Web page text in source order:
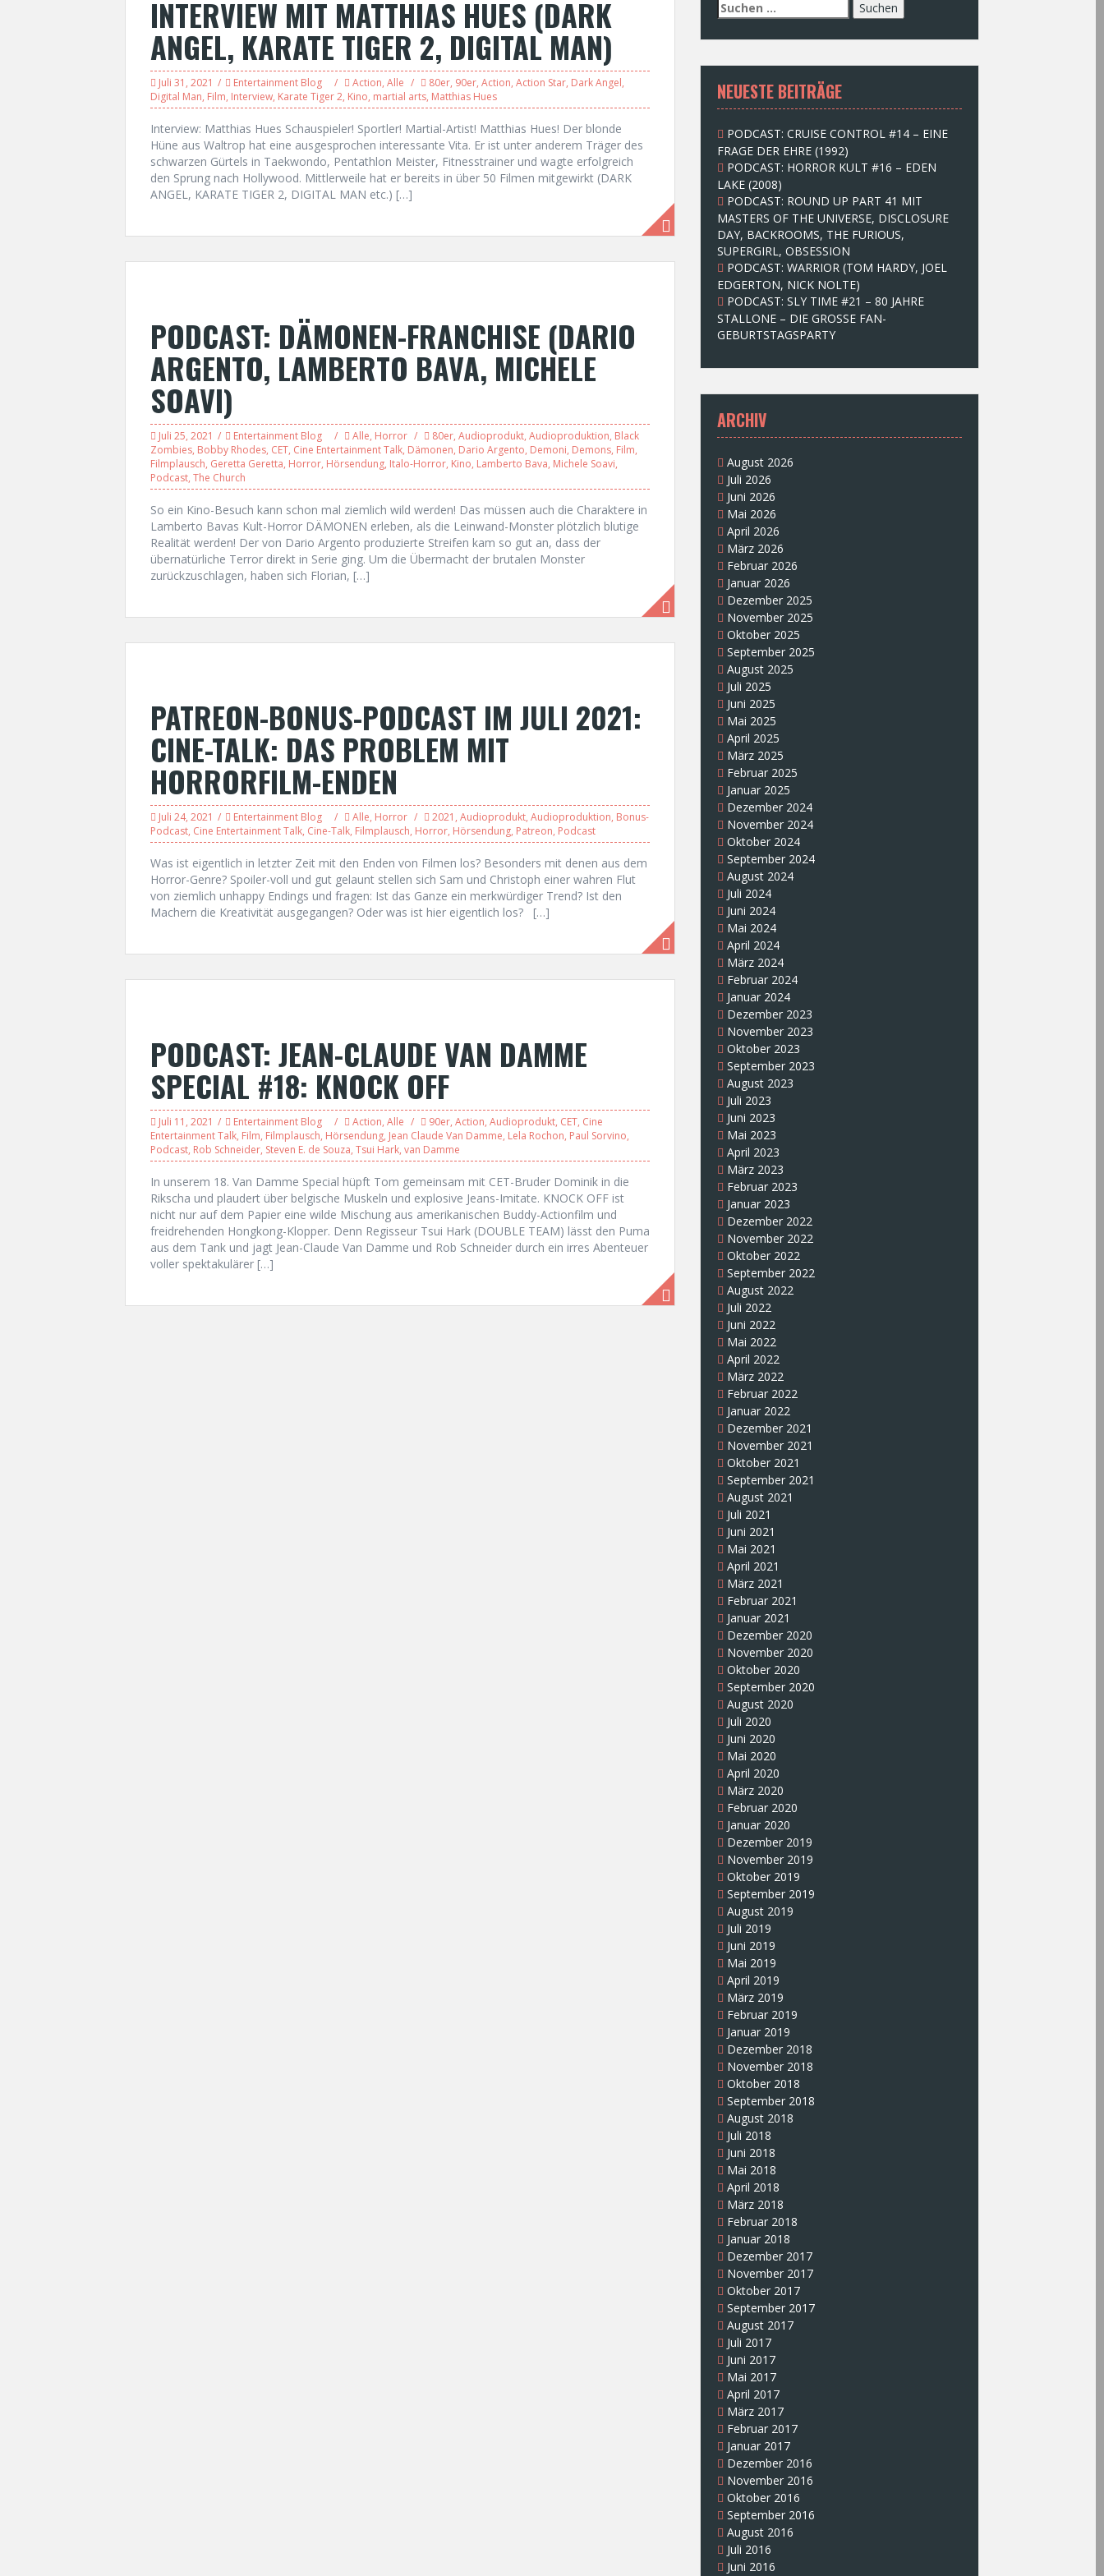
INTERVIEW MIT MATTHIAS HUES (DARK
ANGEL, KARATE TIGER 2, DIGITAL MAN)
Juli 31, 2021 Entertainment Blog Action, Alle 80er, 90er, Action, Action Star, Dark Angel,
Digital Man, Film, Interview, Karate Tiger 2, Kino, martial arts, Matthias Hues
Interview: Matthias Hues Schauspieler! Sportler! Martial-Artist! Matthias Hues! Der blonde
Hüne aus Waltrop hat eine ausgesprochen interessante Vita. Er ist unter anderem Träger des
schwarzen Gürtels in Taekwondo, Pentathlon Meister, Fitnesstrainer und wagte erfolgreich
den Sprung nach Hollywood. Mittlerweile hat er bereits in über 50 Filmen mitgewirkt (DARK
ANGEL, KARATE TIGER 2, DIGITAL MAN etc.) […]
PODCAST: DÄMONEN-FRANCHISE (DARIO
ARGENTO, LAMBERTO BAVA, MICHELE
SOAVI)
Juli 25, 2021 Entertainment Blog Alle, Horror 80er, Audioprodukt, Audioproduktion, Black
Zombies, Bobby Rhodes, CET, Cine Entertainment Talk, Dämonen, Dario Argento, Demoni, Demons, Film,
Filmplausch, Geretta Geretta, Horror, Hörsendung, Italo-Horror, Kino, Lamberto Bava, Michele Soavi,
Podcast, The Church
So ein Kino-Besuch kann schon mal ziemlich wild werden! Das müssen auch die Charaktere in
Lamberto Bavas Kult-Horror DÄMONEN erleben, als die Leinwand-Monster plötzlich blutige
Realität werden! Der von Dario Argento produzierte Streifen kam so gut an, dass der
übernatürliche Terror direkt in Serie ging. Um die Übermacht der brutalen Monster
zurückzuschlagen, haben sich Florian, […]
PATREON-BONUS-PODCAST IM JULI 2021:
CINE-TALK: DAS PROBLEM MIT
HORRORFILM-ENDEN
Juli 24, 2021 Entertainment Blog Alle, Horror 2021 , Audioprodukt, Audioproduktion, Bonus-
Podcast, Cine Entertainment Talk, Cine-Talk, Filmplausch, Horror, Hörsendung, Patreon, Podcast
Was ist eigentlich in letzter Zeit mit den Enden von Filmen los? Besonders mit denen aus dem
Horror-Genre? Spoiler-voll und gut gelaunt stellen sich Sam und Christoph einer wahren Flut
von ziemlich unhappy Endings und fragen: Ist das Ganze ein merkwürdiger Trend? Ist den
Machern die Kreativität ausgegangen? Oder was ist hier eigentlich los? […]
PODCAST: JEAN-CLAUDE VAN DAMME
SPECIAL #18: KNOCK OFF
Juli 11, 2021 Entertainment Blog Action, Alle 90er, Action, Audioprodukt, CET, Cine
Entertainment Talk, Film, Filmplausch, Hörsendung, Jean Claude Van Damme, Lela Rochon, Paul Sorvino,
Podcast, Rob Schneider, Steven E. de Souza, Tsui Hark, van Damme
In unserem 18. Van Damme Special hüpft Tom gemeinsam mit CET-Bruder Dominik in die
Rikscha und plaudert über belgische Muskeln und explosive Jeans-Imitate. KNOCK OFF ist
nicht nur auf dem Papier eine wilde Mischung aus amerikanischen Buddy-Actionfilm und
freidrehenden Hongkong-Klopper. Denn Regisseur Tsui Hark (DOUBLE TEAM) lässt den Puma
aus dem Tank und jagt Jean-Claude Van Damme und Rob Schneider durch ein irres Abenteuer
voller spektakulärer […]
S
u
c
e
n
n
c
h
:
NEUESTE BEITRÄGE
PODCAST: CRUISE CONTROL #14 – EINE
FRAGE DER EHRE (1992)
PODCAST: HORROR KULT #16 – EDEN
LAKE (2008)
PODCAST: ROUND UP PART 41 MIT
MASTERS OF THE UNIVERSE, DISCLOSURE
DAY, BACKROOMS, THE FURIOUS,
SUPERGIRL, OBSESSION
PODCAST: WARRIOR (TOM HARDY, JOEL
EDGERTON, NICK NOLTE)
PODCAST: SLY TIME #21 – 80 JAHRE
STALLONE – DIE GROSSE FAN-
GEBURTSTAGSPARTY
ARCHIV
August 2026
Juli 2026
Juni 2026
Mai 2026
April 2026
März 2026
Februar 2026
Januar 2026
Dezember 2025
November 2025
Oktober 2025
September 2025
August 2025
Juli 2025
Juni 2025
Mai 2025
April 2025
März 2025
Februar 2025
Januar 2025
Dezember 2024
November 2024
Oktober 2024
September 2024
August 2024
Juli 2024
Juni 2024
Mai 2024
April 2024
März 2024
Februar 2024
Januar 2024
Dezember 2023
November 2023
Oktober 2023
September 2023
August 2023
Juli 2023
Juni 2023
Mai 2023
April 2023
März 2023
Februar 2023
Januar 2023
Dezember 2022
November 2022
Oktober 2022
September 2022
August 2022
Juli 2022
Juni 2022
Mai 2022
April 2022
März 2022
Februar 2022
Januar 2022
Dezember 2021
November 2021
Oktober 2021
September 2021
August 2021
Juli 2021
Juni 2021
Mai 2021
April 2021
März 2021
Februar 2021
Januar 2021
Dezember 2020
November 2020
Oktober 2020
September 2020
August 2020
Juli 2020
Juni 2020
Mai 2020
April 2020
März 2020
Februar 2020
Januar 2020
Dezember 2019
November 2019
Oktober 2019
September 2019
August 2019
Juli 2019
Juni 2019
Mai 2019
April 2019
März 2019
Februar 2019
Januar 2019
Dezember 2018
November 2018
Oktober 2018
September 2018
August 2018
Juli 2018
Juni 2018
Mai 2018
April 2018
März 2018
Februar 2018
Januar 2018
Dezember 2017
November 2017
Oktober 2017
September 2017
August 2017
Juli 2017
Juni 2017
Mai 2017
April 2017
März 2017
Februar 2017
Januar 2017
Dezember 2016
November 2016
Oktober 2016
September 2016
August 2016
Juli 2016
Juni 2016